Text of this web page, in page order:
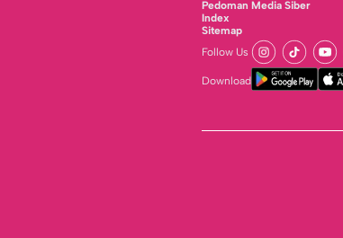
Pedoman Media Siber
Index
Sitemap
Follow Us
Download